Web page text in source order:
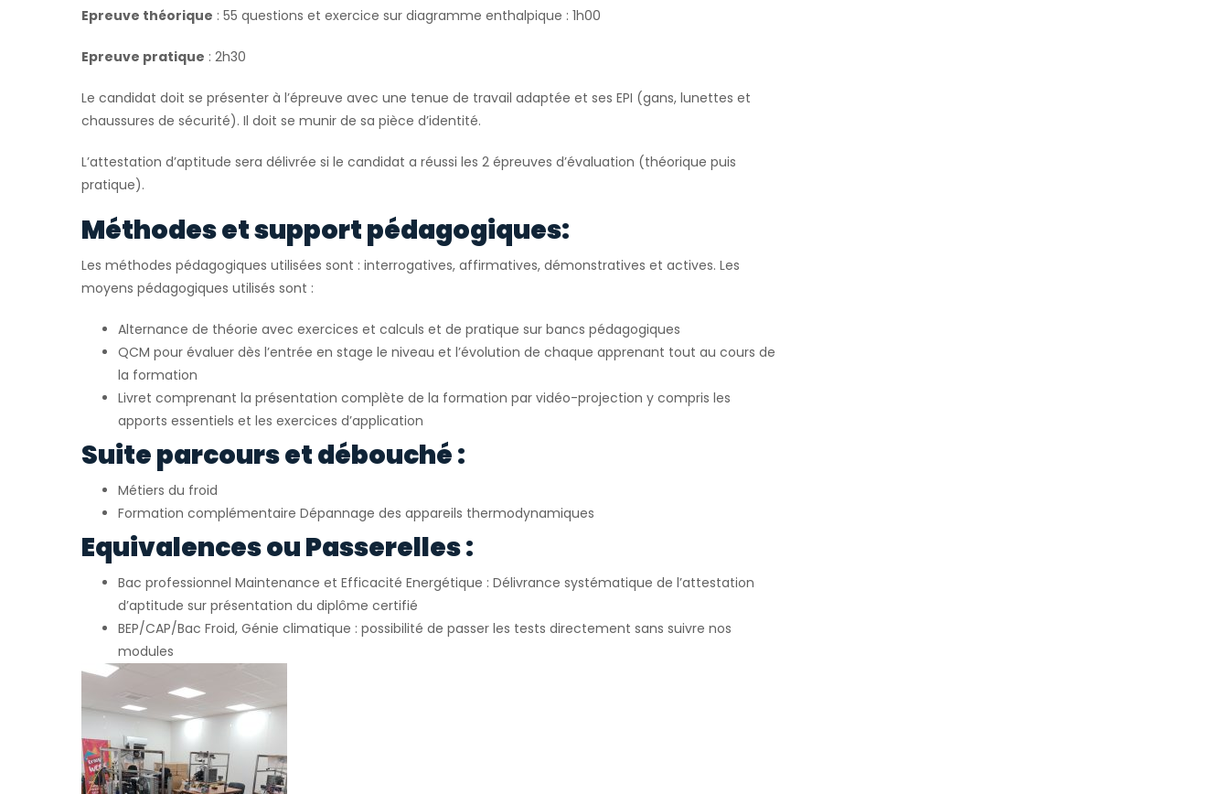
Epreuve théorique : 55 questions et exercice sur diagramme enthalpique : 1h00
Epreuve pratique : 2h30
Le candidat doit se présenter à l’épreuve avec une tenue de travail adaptée et ses EPI (gans, lunettes et
chaussures de sécurité). Il doit se munir de sa pièce d’identité.
L’attestation d’aptitude sera délivrée si le candidat a réussi les 2 épreuves d’évaluation (théorique puis
pratique).
Méthodes et support pédagogiques:
Les méthodes pédagogiques utilisées sont : interrogatives, affirmatives, démonstratives et actives. Les
moyens pédagogiques utilisés sont :
Alternance de théorie avec exercices et calculs et de pratique sur bancs pédagogiques
QCM pour évaluer dès l’entrée en stage le niveau et l’évolution de chaque apprenant tout au cours de
la formation
Livret comprenant la présentation complète de la formation par vidéo-projection y compris les
apports essentiels et les exercices d’application
Suite parcours et débouché :
Métiers du froid
Formation complémentaire Dépannage des appareils thermodynamiques
Equivalences ou Passerelles :
Bac professionnel Maintenance et Efficacité Energétique : Délivrance systématique de l’attestation
d’aptitude sur présentation du diplôme certifié
BEP/CAP/Bac Froid, Génie climatique : possibilité de passer les tests directement sans suivre nos
modules